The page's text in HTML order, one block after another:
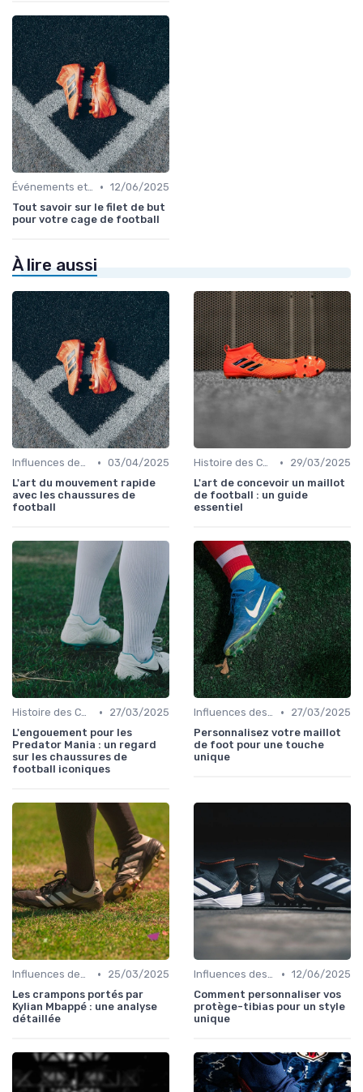
Événements et Tournois • 12/06/2025
Tout savoir sur le filet de but
pour votre cage de football
À lire aussi
Influences des Joueurs Professionnels • 03/04/2025
L'art du mouvement rapide
avec les chaussures de
football
Histoire des Chaussures de Football •
29/03/2025
L'art de concevoir un maillot
de football : un guide
essentiel
Histoire des Chaussures de Football •
27/03/2025
L'engouement pour les
Predator Mania : un regard
sur les chaussures de
football iconiques
Influences des Joueurs Professionnels •
27/03/2025
Personnalisez votre maillot
de foot pour une touche
unique
Influences des Joueurs Professionnels •
25/03/2025
Les crampons portés par
Kylian Mbappé : une analyse
détaillée
Influences des Joueurs Professionnels • 12/06/2025
Comment personnaliser vos
protège-tibias pour un style
unique